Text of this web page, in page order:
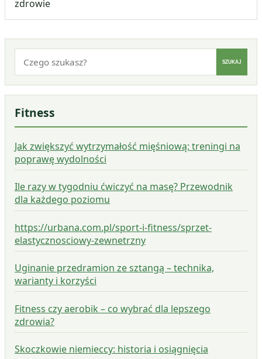
zdrowie
SZUKAJ
Fitness
Jak zwiększyć wytrzymałość mięśniową: treningi na
poprawę wydolności
Ile razy w tygodniu ćwiczyć na masę? Przewodnik
dla każdego poziomu
https://urbana.com.pl/sport-i-fitness/sprzet-
elastycznosciowy-zewnetrzny
Uginanie przedramion ze sztangą – technika,
warianty i korzyści
Fitness czy aerobik – co wybrać dla lepszego
zdrowia?
Skoczkowie niemieccy: historia i osiągnięcia